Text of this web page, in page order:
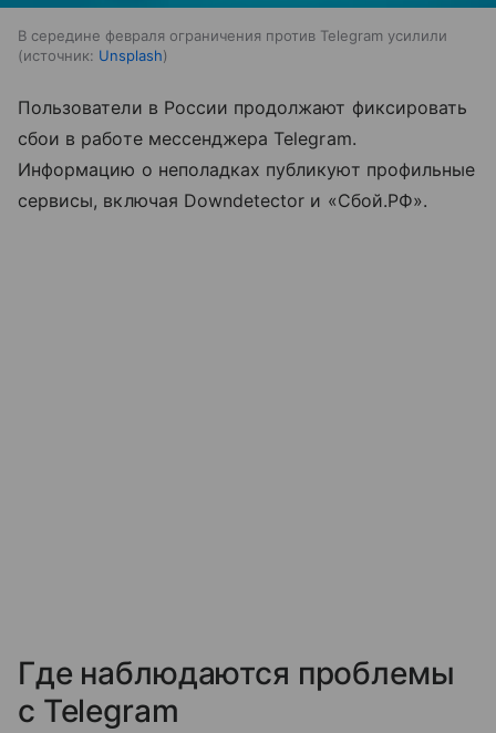
В середине февраля ограничения против Telegram усилили
источник: Unsplash
Пользователи в России продолжают фиксировать
сбои в работе мессенджера Telegram.
Информацию о неполадках публикуют профильные
сервисы, включая Downdetector и «Сбой.РФ».
Где наблюдаются проблемы
с Telegram